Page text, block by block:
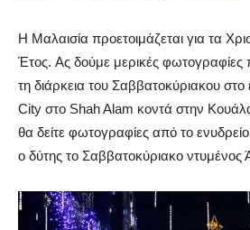
Η Μαλαισία προετοιμάζεται για τα
Έτος. Ας δούμε μερικές
τη διάρκεια του Σαββατοκύριακου
City στο Shah Alam κοντά στην
θα δείτε φωτογραφίες από το
ο δύτης το Σαββατοκύριακο ντυμένος